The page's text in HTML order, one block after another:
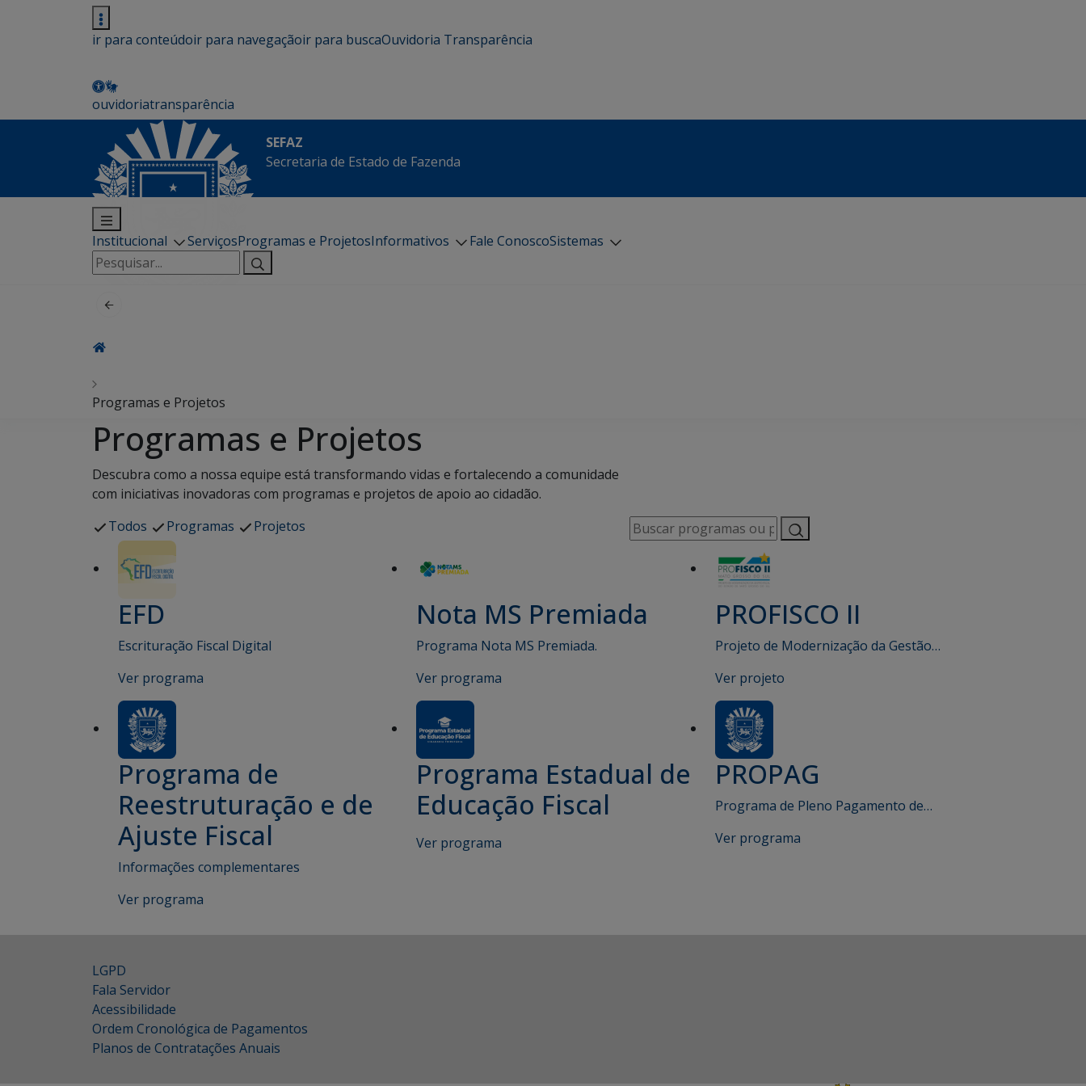
ir para conteúdoir para navegaçãoir para buscaOuvidoria Transparência
ouvidoriatransparência
SEFAZ
Secretaria de Estado de Fazenda
Institucional ServiçosProgramas e ProjetosInformativos Fale ConoscoSistemas
Pesquisar
por:
Programas e Projetos
Programas e Projetos
Descubra como a nossa equipe está transformando vidas e fortalecendo a comunidade
com iniciativas inovadoras com programas e projetos de apoio ao cidadão.
Todos
Programas Projetos
EFD
Escrituração Fiscal Digital
Ver programa
Nota MS Premiada
Programa Nota MS Premiada.
Ver programa
PROFISCO II
Projeto de Modernização da Gestão…
Ver projeto
Programa de
Reestruturação e de
Ajuste Fiscal
Informações complementares
Ver programa
Programa Estadual de
Educação Fiscal
Ver programa
PROPAG
Programa de Pleno Pagamento de…
Ver programa
LGPD
Fala Servidor
Acessibilidade
Ordem Cronológica de Pagamentos
Planos de Contratações Anuais